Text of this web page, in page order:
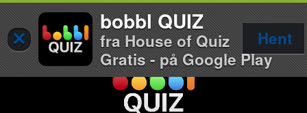
×
bobbl QUIZ
fra House of Quiz
Gratis - på Google Play
Hent